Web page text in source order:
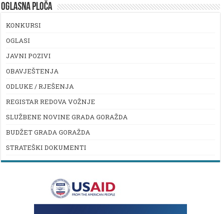
OGLASNA PLOČA
KONKURSI
OGLASI
JAVNI POZIVI
OBAVJEŠTENJA
ODLUKE / RJEŠENJA
REGISTAR REDOVA VOŽNJE
SLUŽBENE NOVINE GRADA GORAŽDA
BUDŽET GRADA GORAŽDA
STRATEŠKI DOKUMENTI